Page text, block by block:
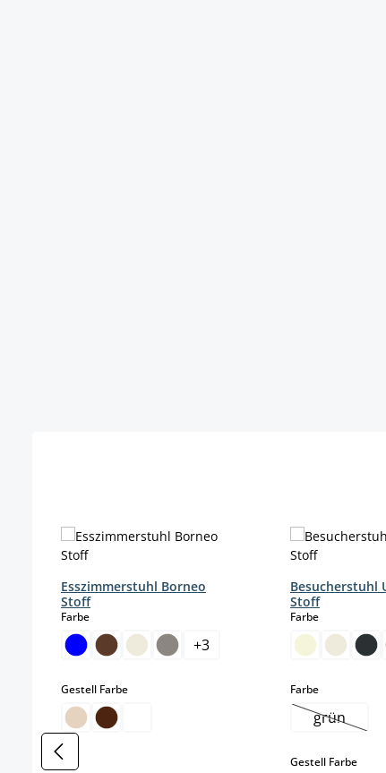
Esszimmerstuhl Borneo
Stoff
Farbeauswählen
+3
Gestell Farbeauswählen
Besucherstuhl
Stoff
Farbeauswählen
Farbeauswählen
grün(Diese
Gestell Farbe